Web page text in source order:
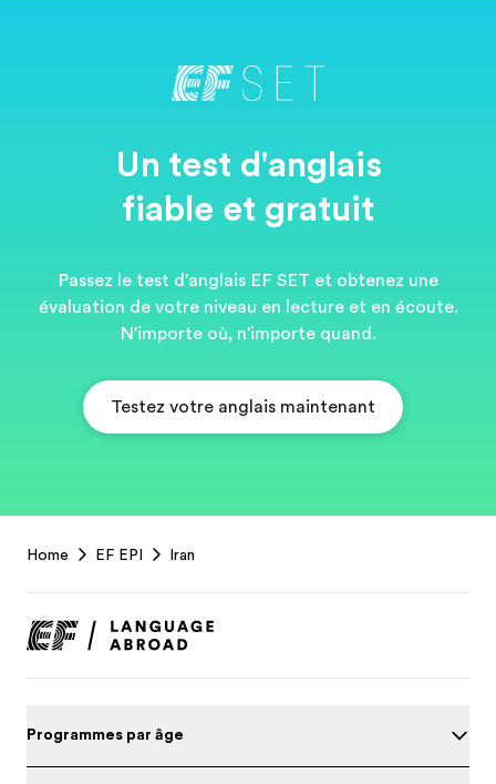
Un test d'anglais
fiable et gratuit
Passez le test d'anglais EF SET et obtenez une
évaluation de votre niveau en lecture et en écoute.
N'importe où, n'importe quand.
Testez votre anglais maintenant
Footer
Home EF EPI Iran
Programmes par âge